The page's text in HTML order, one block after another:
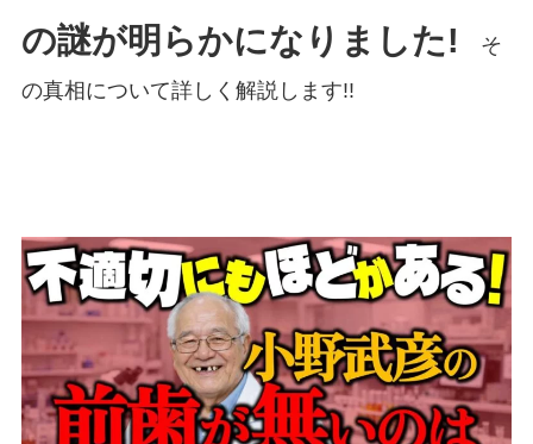
の謎が明らかになりました!
そ
の真相について詳しく解説します!!